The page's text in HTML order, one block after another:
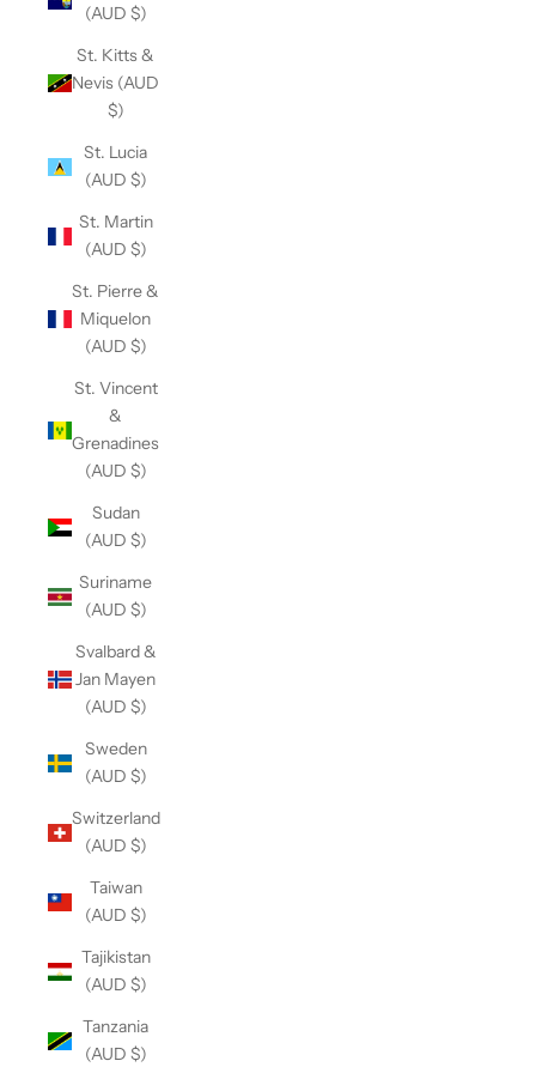
(AUD $)
St. Kitts &
Nevis (AUD
$)
St. Lucia
(AUD $)
St. Martin
(AUD $)
St. Pierre &
Miquelon
(AUD $)
St. Vincent
&
Grenadines
(AUD $)
Sudan
(AUD $)
Suriname
(AUD $)
Svalbard &
Jan Mayen
(AUD $)
Sweden
(AUD $)
Switzerland
(AUD $)
Taiwan
(AUD $)
Tajikistan
(AUD $)
Tanzania
(AUD $)